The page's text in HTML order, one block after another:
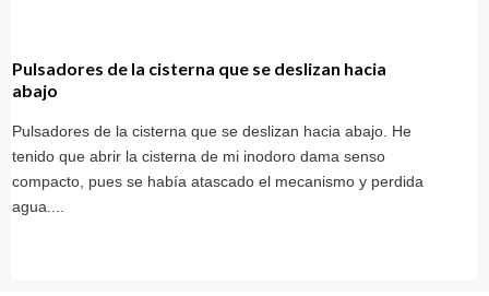
Pulsadores de la cisterna que se deslizan hacia
abajo
Pulsadores de la cisterna que se deslizan hacia abajo. He
tenido que abrir la cisterna de mi inodoro dama senso
compacto, pues se había atascado el mecanismo y perdida
agua....